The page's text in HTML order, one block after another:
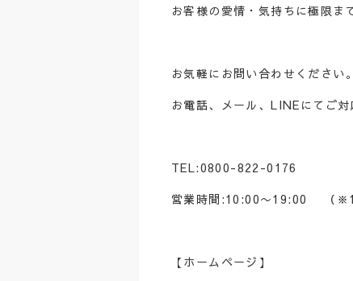
お客様の愛情・気持ちに極限ま
お気軽にお問い合わせください。
お電話、メール、LINEにてご対
TEL:0800-822-0176
営業時間:10:00〜19:00 （
【ホームページ】